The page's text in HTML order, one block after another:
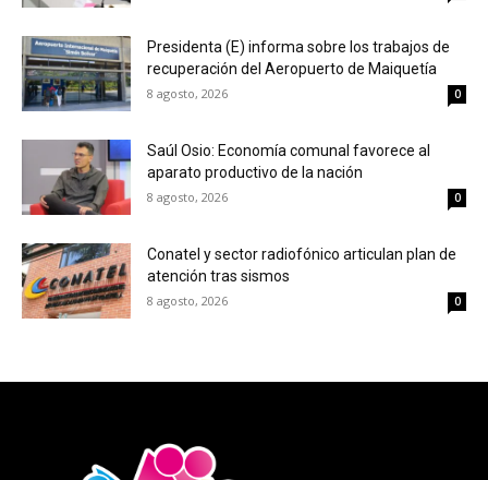
Presidenta (E) informa sobre los trabajos de
recuperación del Aeropuerto de Maiquetía
8 agosto, 2026 0
Saúl Osio: Economía comunal favorece al
aparato productivo de la nación
8 agosto, 2026 0
Conatel y sector radiofónico articulan plan de
atención tras sismos
8 agosto, 2026 0